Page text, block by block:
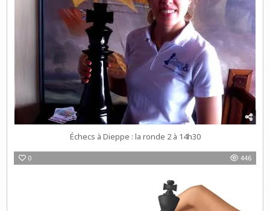
Échecs à Dieppe : la ronde 2 à 14h30
0 446